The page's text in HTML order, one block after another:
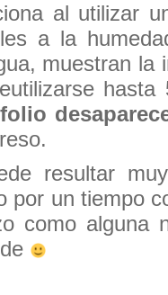
al utilizar
a la
muestran la
resultar
por un tiempo
como alguna